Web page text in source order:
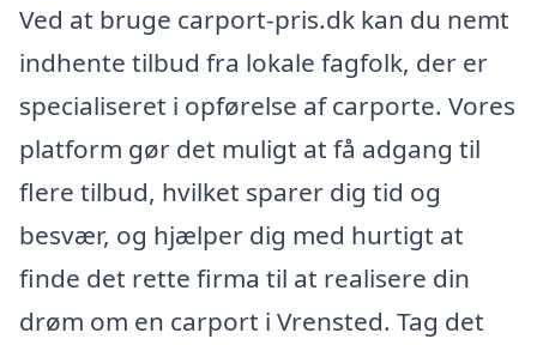
Ved at bruge carport-pris.dk kan du nemt
indhente tilbud fra lokale fagfolk, der er
specialiseret i opførelse af carporte. Vores
platform gør det muligt at få adgang til
flere tilbud, hvilket sparer dig tid og
besvær, og hjælper dig med hurtigt at
finde det rette firma til at realisere din
drøm om en carport i Vrensted. Tag det